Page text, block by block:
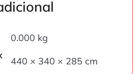
0.000 kg
440 × 340 × 285 cm